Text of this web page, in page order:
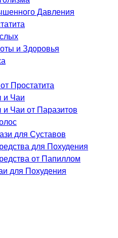
Давления
и Здоровья
Простатита
и Чаи
Чаи от Паразитов
для Суставов
для Похудения
от Папиллом
для Похудения